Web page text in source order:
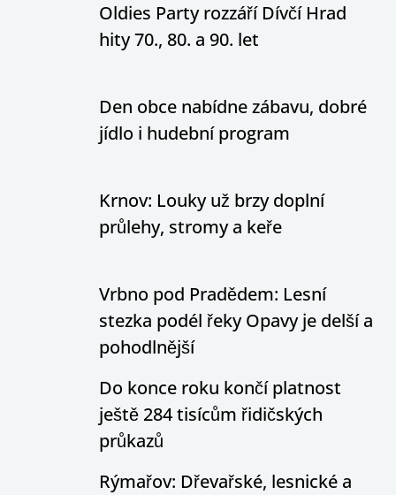
Oldies Party rozzáří Dívčí Hrad
hity 70., 80. a 90. let
Den obce nabídne zábavu, dobré
jídlo i hudební program
Krnov: Louky už brzy doplní
průlehy, stromy a keře
Vrbno pod Pradědem: Lesní
stezka podél řeky Opavy je delší a
pohodlnější
Do konce roku končí platnost
ještě 284 tisícům řidičských
průkazů
Rýmařov: Dřevařské, lesnické a